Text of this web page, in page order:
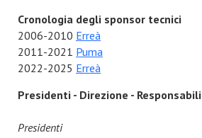
Cronologia degli sponsor tecnici
2006-2010 Erreà
2011-2021 Puma
2022-2025 Erreà
Presidenti - Direzione - Responsabili
Presidenti